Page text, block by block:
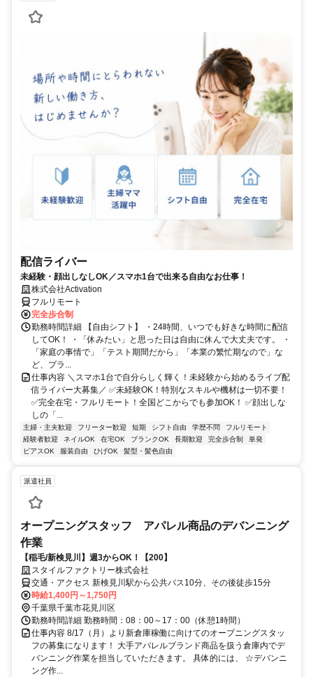
配信ライバー
未経験・顔出しなしOK／スマホ1台で出来る自由なお仕事！
株式会社Activation
フルリモート
完全歩合制
勤務時間詳細 【自由シフト】 ・24時間、いつでも好きな時間に配信
してOK！ ・「休みたい」と思った日は自由に休んで大丈夫です。 ・
「家庭の事情で」「テスト期間だから」「本業の繁忙期なので」な
ど、プラ...
仕事内容 ＼スマホ1台で自分らしく輝く！未経験から始めるライブ配
信ライバー大募集／ ✅未経験OK！特別なスキルや機材は一切不要！
✅完全在宅・フルリモート！全国どこからでも参加OK！ ✅顔出しな
しの「...
主婦・主夫歓迎 フリーター歓迎 短期 シフト自由 学歴不問
フルリモート
経験者歓迎
ネイルOK 在宅OK ブランクOK 長期歓迎 完全歩合制
単発
ピアスOK
服装自由 ひげOK 髪型・髪色自由
派遣社員
オープニングスタッフ アパレル商品のデバンニング
作業
【稲毛/新検見川】週3からOK！【200】
スタイルファクトリー株式会社
交通・アクセス 新検見川駅から公共バス10分、その後徒歩15分
時給1,400円～1,750円
千葉県千葉市花見川区
勤務時間詳細 勤務時間：08：00～17：00（休憩1時間）
仕事内容 8/17（月）より新倉庫稼働に向けてのオープニングスタッ
フの募集になります！ 大手アパレルブランド商品を扱う倉庫内でデ
バンニング作業を担当していただきます。 具体的には、 ☆デバンニ
ング作...